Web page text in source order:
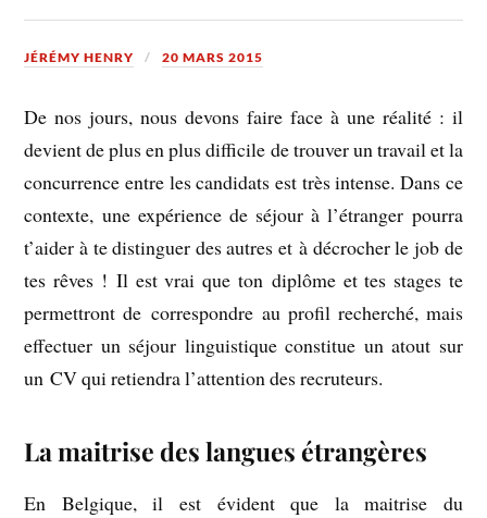
JÉRÉMY HENRY 20 MARS 2015
De nos jours, nous devons faire face à une réalité : il
devient de plus en plus difficile de trouver un travail et la
concurrence entre les candidats est très intense. Dans ce
contexte, une expérience de séjour à l’étranger pourra
t’aider à te distinguer des autres et à décrocher le job de
tes rêves ! Il est vrai que ton diplôme et tes stages te
permettront de correspondre au profil recherché, mais
effectuer un séjour linguistique constitue un atout sur
un CV qui retiendra l’attention des recruteurs.
La maitrise des langues étrangères
En Belgique, il est évident que la maitrise du